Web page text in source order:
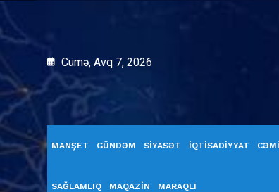
Cümə, Avq 7, 2026
MANŞET GÜNDƏM SİYASƏT İQTİSADİYYAT
SAĞLAMLIQ MAQAZİN MARAQLI